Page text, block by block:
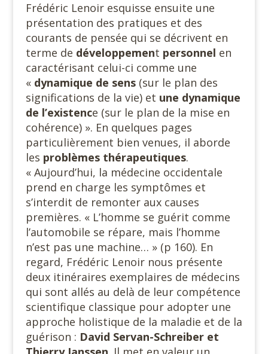
Frédéric Lenoir esquisse ensuite une
présentation des pratiques et des
courants de pensée qui se décrivent en
terme de développement personnel en
caractérisant celui-ci comme une
« dynamique de sens(sur le plan des
significations de la vie) et une dynamique
de l’existence (sur le plan de la mise en
cohérence) ». En quelques pages
particulièrement bien venues, il aborde
les problèmes thérapeutiques.
« Aujourd’hui, la médecine occidentale
prend en charge les symptômes et
s’interdit de remonter aux causes
premières. « L’homme se guérit comme
l’automobile se répare, mais l’homme
n’est pas une machine… » (p 160). En
regard, Frédéric Lenoir nous présente
deux itinéraires exemplaires de médecins
qui sont allés au delà de leur compétence
scientifique classique pour adopter une
approche holistique de la maladie et de la
guérison : David Servan-Schreiber et